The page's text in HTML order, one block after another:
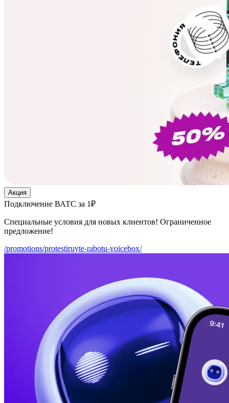
Акция
Подключение ВАТС за 1₽
Специальные условия для новых клиентов! Ограниченное
предложение!
/promotions/protestiruyte-rabotu-voicebox/